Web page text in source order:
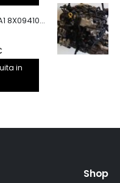
Faro sinistro Audi A1 8X0941005
Il
prezzo
in
Shop